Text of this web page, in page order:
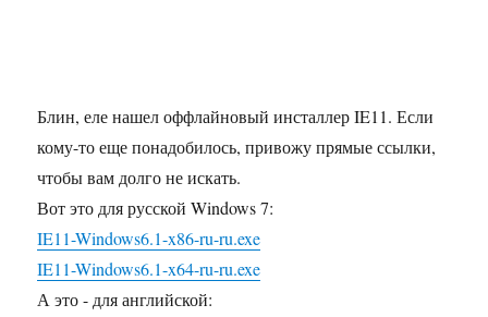
Блин, еле нашел оффлайновый инсталлер IE11. Если
кому-то еще понадобилось, привожу прямые ссылки,
чтобы вам долго не искать.
Вот это для русской Windows 7:
IE11-Windows6.1-x86-ru-ru.exe
IE11-Windows6.1-x64-ru-ru.exe
А это - для английской: